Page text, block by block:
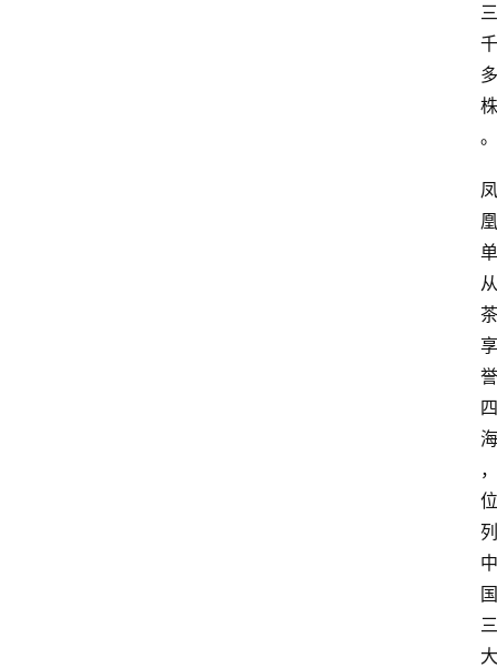
三
千
多
株
。
凤
凰
单
从
茶
享
誉
四
海
，
位
列
中
国
三
大